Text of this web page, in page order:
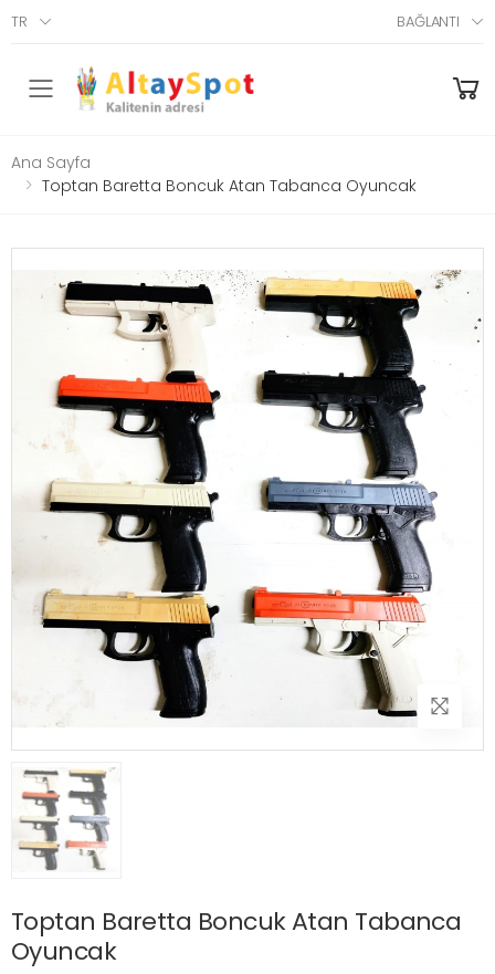
TR BAĞLANTI
Menü
Ana Sayfa
Toptan Baretta Boncuk Atan Tabanca Oyuncak
Toptan Baretta Boncuk Atan Tabanca
Oyuncak